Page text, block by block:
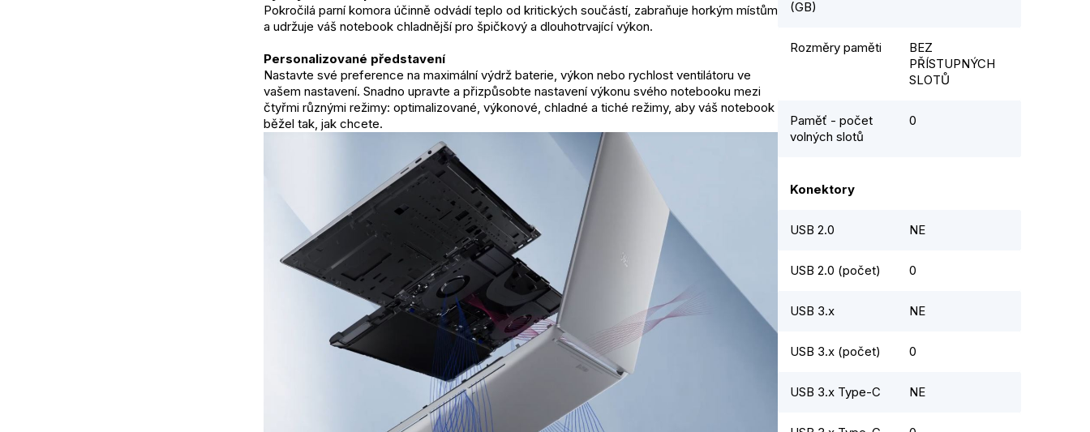
Pokročilá parní komora účinně odvádí teplo od kritických součástí, zabraňuje horkým místům
a udržuje váš notebook chladnější pro špičkový a dlouhotrvající výkon.
Personalizované představení
Nastavte své preference na maximální výdrž baterie, výkon nebo rychlost ventilátoru ve
vašem nastavení. Snadno upravte a přizpůsobte nastavení výkonu svého notebooku mezi
čtyřmi různými režimy: optimalizované, výkonové, chladné a tiché režimy, aby váš notebook
běžel tak, jak chcete.
(GB)
Rozměry paměti
BEZ
PŘÍSTUPNÝCH
SLOTŮ
Paměť - počet
volných slotů
0
Konektory
USB 2.0 NE
USB 2.0 (počet) 0
USB 3.x NE
USB 3.x (počet) 0
USB 3.x Type-C NE